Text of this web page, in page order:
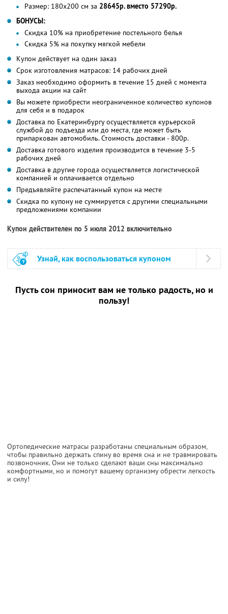
Размер: 180х200 см за 28645р. вместо 57290р.
БОНУСЫ:
Скидка 10% на приобретение постельного белья
Скидка 5% на покупку мягкой мебели
Купон действует на один заказ
Срок изготовления матрасов: 14 рабочих дней
Заказ необходимо оформить в течение 15 дней с момента
выхода акции на сайт
Вы можете приобрести неограниченное количество купонов
для себя и в подарок
Доставка по Екатеринбургу осуществляется курьерской
службой до подъезда или до места, где может быть
припаркован автомобиль. Стоимость доставки - 800р.
Доставка готового изделия производится в течение 3-5
рабочих дней
Доставка в другие города осуществляется логистической
компанией и оплачивается отдельно
Предъявляйте распечатанный купон на месте
Скидка по купону не суммируется с другими специальными
предложениями компании
Купон действителен по 5 июля 2012 включительно
Узнай, как воспользоваться купоном
Пусть сон приносит вам не только радость, но и
пользу!
Ортопедические матрасы разработаны специальным образом,
чтобы правильно держать спину во время сна и не травмировать
позвоночник. Они не только сделают ваши сны максимально
комфортными, но и помогут вашему организму обрести легкость
и силу!